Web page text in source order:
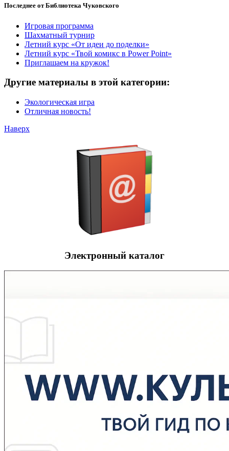
Последнее от Библиотека Чуковского
Игровая программа
Шахматный турнир
Летний курс «От идеи до поделки»
Летний курс «Твой комикс в Power Point»
Приглашаем на кружок!
Другие материалы в этой категории:
Экологическая игра
Отличная новость!
Наверх
Электронный каталог